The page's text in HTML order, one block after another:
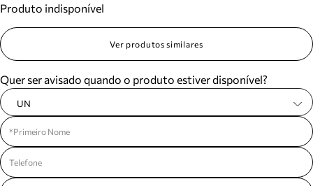
Rasteira
Precisa de ajuda?
Tire dúvidas sobre pedidos, devoluções e mais.
Acompanhe seus pedidos e solicite devoluções.
Produto indisponível
Ver produtos similares
Quer ser avisado quando o produto estiver disponível?
UN